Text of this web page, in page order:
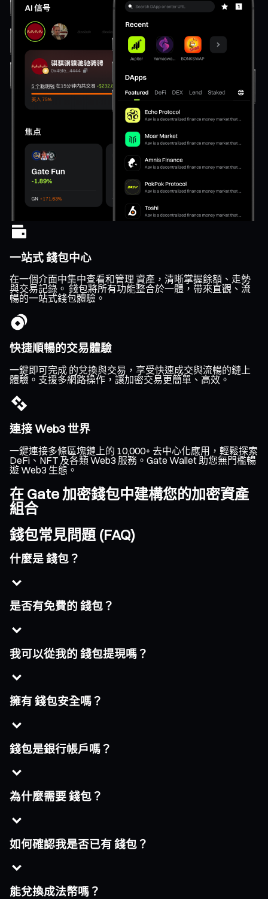
一站式 錢包中心
在一個介面中集中查看和管理 資產，清晰掌握餘額、走勢
與交易記錄。 錢包將所有功能整合於一體，帶來直觀、流
暢的一站式錢包體驗。
快捷順暢的交易體驗
一鍵即可完成 的兌換與交易，享受快速成交與流暢的鏈上
體驗。支援多網路操作，讓加密交易更簡單、高效。
連接 Web3 世界
一鍵連接多條區塊鏈上的 10,000+ 去中心化應用，輕鬆探索
DeFi、NFT 及各類 Web3 服務。Gate Wallet 助您無門檻暢
遊 Web3 生態。
在 Gate 加密錢包中建構您的加密資產
組合
錢包常見問題 (FAQ)
什麼是 錢包？
是否有免費的 錢包？
我可以從我的 錢包提現嗎？
擁有 錢包安全嗎？
錢包是銀行帳戶嗎？
為什麼需要 錢包？
如何確認我是否已有 錢包？
能兌換成法幣嗎？